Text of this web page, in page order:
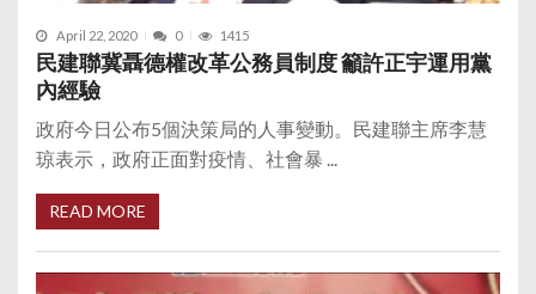
April 22, 2020 0 1415
民建聯冀聶德權改革公務員制度 籲許正宇運用黨
內經驗
政府今日公布5個決策局的人事變動。民建聯主席李慧
琼表示，政府正面對疫情、社會暴 ...
READ MORE